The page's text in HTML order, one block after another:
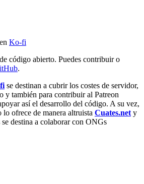
Ko-fi
código abierto. Puedes contribuir o
.
se destinan a cubrir los costes de servidor,
y también para contribuir al Patreon
así el desarrollo del código. A su vez,
ofrece de manera altruista Cuates.net y
destina a colaborar con ONGs